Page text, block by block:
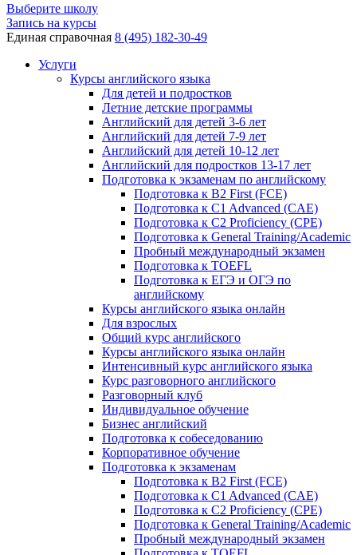
Выберите школу
Запись на курсы
Единая справочная 8 (495) 182-30-49
Услуги
Курсы английского языка
Для детей и подростков
Летние детские программы
Английский для детей 3-6 лет
Английский для детей 7-9 лет
Английский для детей 10-12 лет
Английский для подростков 13-17 лет
Подготовка к экзаменам по английскому
Подготовка к B2 First (FCE)
Подготовка к C1 Advanced (CAE)
Подготовка к C2 Proficiency (CPE)
Подготовка к General Training/Academic
Пробный международный экзамен
Подготовка к TOEFL
Подготовка к ЕГЭ и ОГЭ по
английскому
Курсы английского языка онлайн
Для взрослых
Общий курс английского
Курсы английского языка онлайн
Интенсивный курс английского языка
Курс разговорного английского
Разговорный клуб
Индивидуальное обучение
Бизнес английский
Подготовка к собеседованию
Корпоративное обучение
Подготовка к экзаменам
Подготовка к B2 First (FCE)
Подготовка к C1 Advanced (CAE)
Подготовка к C2 Proficiency (CPE)
Подготовка к General Training/Academic
Пробный международный экзамен